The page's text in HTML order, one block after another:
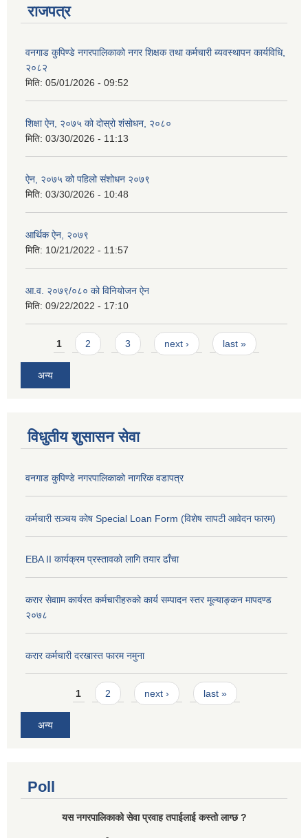
राजपत्र
वनगाड कुपिण्डे नगरपालिकाको नगर शिक्षक तथा कर्मचारी ब्यवस्थापन कार्यविधि,
२०८२
मिति: 05/01/2026 - 09:52
शिक्षा ऐन, २०७५ को दोस्रो शंसोधन, २०८०
मिति: 03/30/2026 - 11:13
ऐन, २०७५ को पहिलो संशोधन २०७९
मिति: 03/30/2026 - 10:48
आर्थिक ऐन, २०७९
मिति: 10/21/2022 - 11:57
आ.व. २०७९/०८० को विनियोजन ऐन
मिति: 09/22/2022 - 17:10
Pages
1 2 3 next › last »
अन्य
विधुतीय शुसासन सेवा
वनगाड कुपिण्डे नगरपालिकाको नागरिक वडापत्र
कर्मचारी सञ्चय कोष Special Loan Form (विशेष सापटी आवेदन फारम)
EBA II कार्यक्रम प्रस्तावको लागि तयार ढाँचा
करार सेवााम कार्यरत कर्मचारीहरुको कार्य सम्पादन स्तर मूल्याङ्कन मापदण्ड
२०७८
करार कर्मचारी दरखास्त फारम नमुना
Pages1 2 next › last »
अन्य
Poll
यस नगरपालिकाको सेवा प्रवाह तपाईलाई कस्तो लाग्छ ?